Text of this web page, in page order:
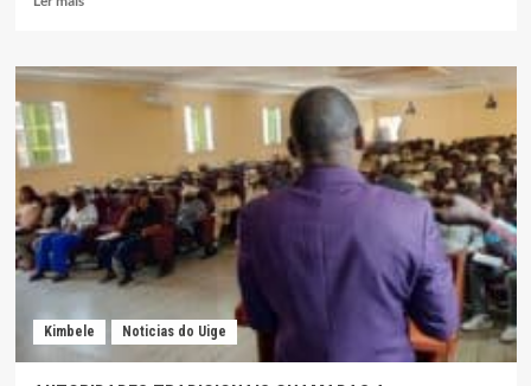
MUNICÍPIO
DE
UM
NOVO
DIRECTOR
DOS
SME
Kimbele Noticias do Uige